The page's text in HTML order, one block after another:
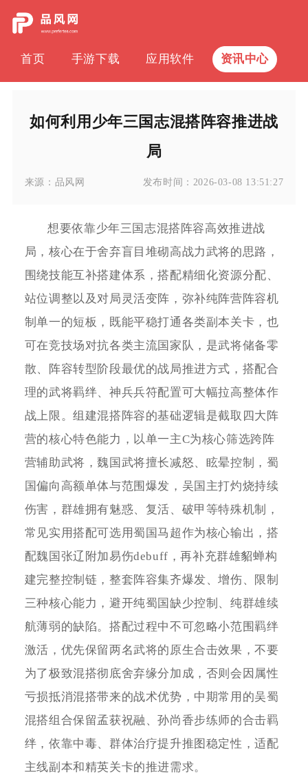
首页 手游下载 应用软件 资讯中心
如何利用少年三国志混搭阵容推进战
局
来源： 品风网 发布时间： 2026-03-08 13:51:27
想要依靠少年三国志混搭阵容高效推进战
局，核心在于舍弃盲目堆砌高战力武将的思路，
围绕技能互补搭建体系，搭配精细化资源分配、
站位调整以及对局灵活变阵，弥补纯阵营阵容机
制单一的短板，既能平稳打通各类副本关卡，也
可在竞技场对抗各类主流国家队，是武将储备零
散、阵容转型阶段最优的战局推进方式，搭配合
理的武将羁绊、神兵兵符配置可大幅拉高整体作
战上限。组建混搭阵容的基础逻辑是截取四大阵
营的核心特色能力，以单一主C为核心筛选跨阵
营辅助武将，魏国武将擅长减怒、眩晕控制，蜀
国偏向高额单体与范围爆发，吴国主打灼烧持续
伤害，群雄拥有魅惑、复活、破甲等特殊机制，
常见实用搭配可选用蜀国马超作为核心输出，搭
配魏国张辽附加易伤debuff，再补充群雄貂蝉构
建完整控制链，整套阵容集齐爆发、增伤、限制
三种核心能力，避开纯蜀国缺少控制、纯群雄续
航薄弱的缺陷。搭配过程中不可忽略小范围羁绊
激活，优先保留两名武将的原生合击效果，不要
为了极致混搭彻底舍弃缘分加成，否则会因属性
亏损抵消混搭带来的战术优势，中期常用的吴蜀
混搭组合保留孟获祝融、孙尚香步练师的合击羁
绊，依靠中毒、群体治疗提升推图稳定性，适配
主线副本和精英关卡的推进需求。